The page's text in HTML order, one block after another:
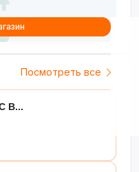
Посмотреть все
В...